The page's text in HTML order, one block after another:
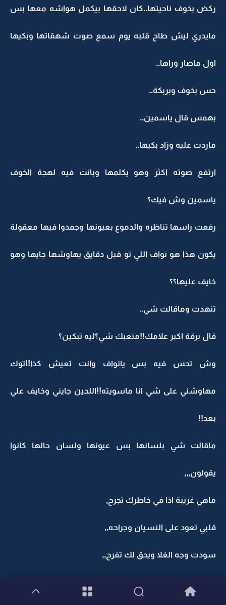
ركض بخوف ناحيتها..كان لاحقها بيكمل هواشه معها بس
مايدري ليش طاح قلبه يوم سمع صوت شهقاتها وبكيها
اول ماصار وراها..
حس بخوف وبربكة..
بهمس قال ياسمين..
ماردت عليه وزاد بكيها..
ارتفع صوته اكثر وهو يكلمها وبانت فيه لهجة الخوف
ياسمين وش فيك؟
رفعت راسها تناظره والدموع بعيونها وجمدوا فيها معقولة
يكون هذا هو نواف اللي تو قبل دقايق يهاوشها جايها وهو
خايف عليها؟؟
تنهدت وماقالت شي..
قال برقة اكبر علامك!!متعبك شي؟ليه تبكين؟
وش تحس فيه بس يانواف وانت تعيش كذا!!توك
مهاوشني على شي انا ماسويته!!اللحين جايني وخايف علي
بعد!!
ماقالت شي بلسانها بس عيونها ولسان حالها كانوا
يقولون,,,
ماهي غريبة اذا في خاطرك تجرح,
قلبي تعود على النسيان وجراحه,,
سودت وجه الغلا ويحق لك تفرح,,